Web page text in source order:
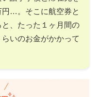
円…。そこに航空券と
、たった１ヶ月間の
いのお金がかかって